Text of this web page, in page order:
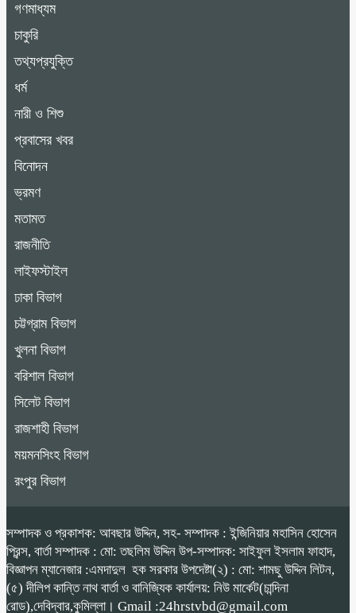
গণমাধ্যম
চাকুরি
তথ্যপ্রযুক্তি
ধর্ম
নারী ও শিশু
প্রবাসের খবর
বিনোদন
ভ্রমণ
মতামত
রাজনীতি
লাইফস্টাইল
ঢাকা বিভাগ
চট্টগ্রাম বিভাগ
খুলনা বিভাগ
বরিশাল বিভাগ
সিলেট বিভাগ
রাজশাহী বিভাগ
ময়মনসিংহ বিভাগ
রংপুর বিভাগ
সম্পাদক ও প্রকাশক: আবছার উদ্দিন, সহ- সম্পাদক : ইন্জিনিয়ার মহাসিন হোসেন
প্রিন্স, বার্তা সম্পাদক : মো: তছলিম উদ্দিন উপ-সম্পাদক: সাইফুল ইসলাম ফাহাদ,
বিজ্ঞাপন ম্যানেজার :এমদাদুল হক সরকার উপদেষ্টা(২) : মো: শামছু উদ্দিন লিটন,
(৫) দীলিপ কান্তি নাথ বার্তা ও বানিজ্যিক কার্যালয়: নিউ মার্কেট(চান্দিনা
রোড),দেবিদ্বার,কুমিল্লা। Gmail :24hrstvbd@gmail.com